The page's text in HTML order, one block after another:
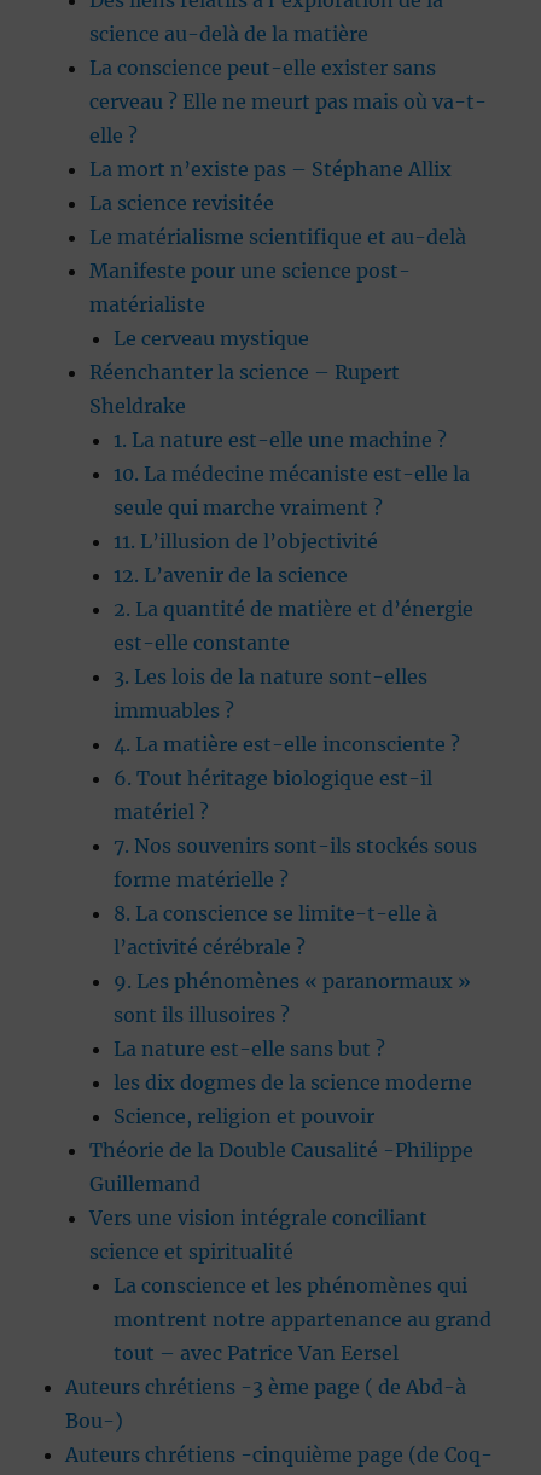
science au-delà de la matière
La conscience peut-elle exister sans
cerveau ? Elle ne meurt pas mais où va-t-
elle ?
La mort n’existe pas – Stéphane Allix
La science revisitée
Le matérialisme scientifique et au-delà
Manifeste pour une science post-
matérialiste
Le cerveau mystique
Réenchanter la science – Rupert
Sheldrake
1. La nature est-elle une machine ?
10. La médecine mécaniste est-elle la
seule qui marche vraiment ?
11. L’illusion de l’objectivité
12. L’avenir de la science
2. La quantité de matière et d’énergie
est-elle constante
3. Les lois de la nature sont-elles
immuables ?
4. La matière est-elle inconsciente ?
6. Tout héritage biologique est-il
matériel ?
7. Nos souvenirs sont-ils stockés sous
forme matérielle ?
8. La conscience se limite-t-elle à
l’activité cérébrale ?
9. Les phénomènes « paranormaux »
sont ils illusoires ?
La nature est-elle sans but ?
les dix dogmes de la science moderne
Science, religion et pouvoir
Théorie de la Double Causalité -Philippe
Guillemand
Vers une vision intégrale conciliant
science et spiritualité
La conscience et les phénomènes qui
montrent notre appartenance au grand
tout – avec Patrice Van Eersel
Auteurs chrétiens -3 ème page ( de Abd-à
Bou-)
Auteurs chrétiens -cinquième page (de Coq-